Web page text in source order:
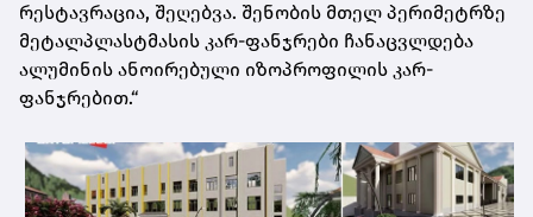
რესტავრაცია, შეღებვა. შენობის მთელ პერიმეტრზე
მეტალპლასტმასის კარ-ფანჯრები ჩანაცვლდება
ალუმინის ანოირებული იზოპროფილის კარ-
ფანჯრებით.“